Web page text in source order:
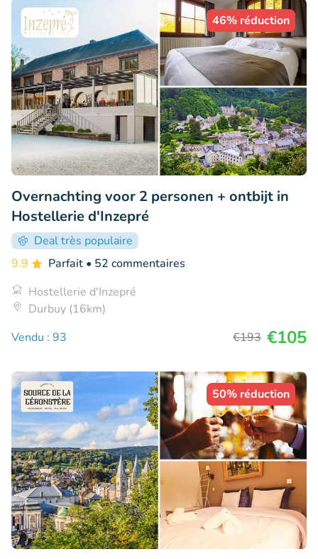
46% réduction
Overnachting voor 2 personen + ontbijt in
Hostellerie d'Inzepré
Deal très populaire
9.9
Parfait • 52 commentaires
Hostellerie d'Inzepré
Durbuy (16km)
Vendu : 93
€193 €105
50% réduction